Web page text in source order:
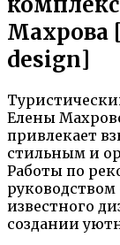
Махрова
design]
Елены
привлекает
стильным и
Работы по
известного
создании